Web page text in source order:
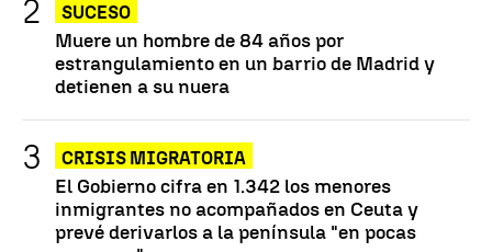
SUCESO
Muere un hombre de 84 años por
estrangulamiento en un barrio de Madrid y
detienen a su nuera
CRISIS MIGRATORIA
El Gobierno cifra en 1.342 los menores
inmigrantes no acompañados en Ceuta y
prevé derivarlos a la península "en pocas